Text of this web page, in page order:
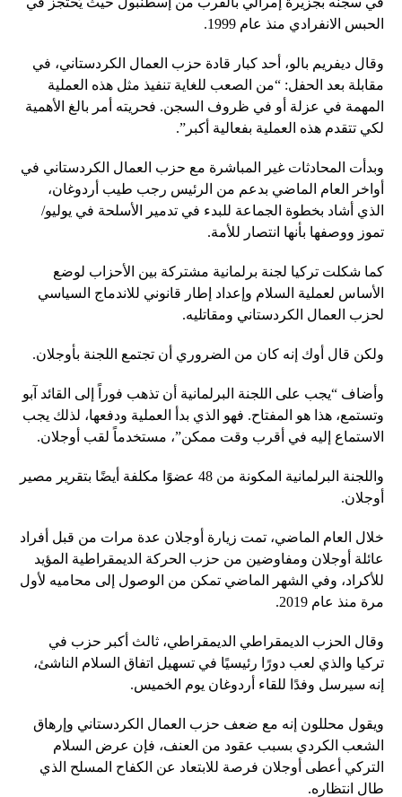
الحبس الانفرادي منذ عام 1999.
وقال ديفريم بالو، أحد كبار قادة حزب العمال الكردستاني، في
مقابلة بعد الحفل: “من الصعب للغاية تنفيذ مثل هذه العملية
المهمة في عزلة أو في ظروف السجن. فحريته أمر بالغ الأهمية
لكي تتقدم هذه العملية بفعالية أكبر”.
وبدأت المحادثات غير المباشرة مع حزب العمال الكردستاني في
أواخر العام الماضي بدعم من الرئيس رجب طيب أردوغان،
الذي أشاد بخطوة الجماعة للبدء في تدمير الأسلحة في يوليو/
تموز ووصفها بأنها انتصار للأمة.
كما شكلت تركيا لجنة برلمانية مشتركة بين الأحزاب لوضع
الأساس لعملية السلام وإعداد إطار قانوني للاندماج السياسي
لحزب العمال الكردستاني ومقاتليه.
ولكن قال أوك إنه كان من الضروري أن تجتمع اللجنة بأوجلان.
وأضاف “يجب على اللجنة البرلمانية أن تذهب فوراً إلى القائد آبو
وتستمع، هذا هو المفتاح. فهو الذي بدأ العملية ودفعها، لذلك يجب
الاستماع إليه في أقرب وقت ممكن”، مستخدماً لقب أوجلان.
واللجنة البرلمانية المكونة من 48 عضوًا مكلفة أيضًا بتقرير مصير
أوجلان.
خلال العام الماضي، تمت زيارة أوجلان عدة مرات من قبل أفراد
عائلة أوجلان ومفاوضين من حزب الحركة الديمقراطية المؤيد
للأكراد، وفي الشهر الماضي تمكن من الوصول إلى محاميه لأول
مرة منذ عام 2019.
وقال الحزب الديمقراطي الديمقراطي، ثالث أكبر حزب في
تركيا والذي لعب دورًا رئيسيًا في تسهيل اتفاق السلام الناشئ،
إنه سيرسل وفدًا للقاء أردوغان يوم الخميس.
ويقول محللون إنه مع ضعف حزب العمال الكردستاني وإرهاق
الشعب الكردي بسبب عقود من العنف، فإن عرض السلام
التركي أعطى أوجلان فرصة للابتعاد عن الكفاح المسلح الذي
طال انتظاره.